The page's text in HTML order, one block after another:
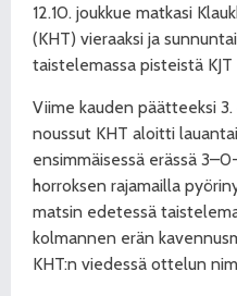
12.10. joukkue matkasi
(KHT) vieraaksi ja
taistelemassa pisteistä KJT
Viime kauden päätteeksi
noussut KHT aloitti
ensimmäisessä erässä
horroksen rajamailla
matsin edetessä
kolmannen erän
KHT:n viedessä ottelun